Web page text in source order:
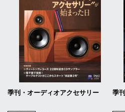
季刊・オーディオアクセサリー 季